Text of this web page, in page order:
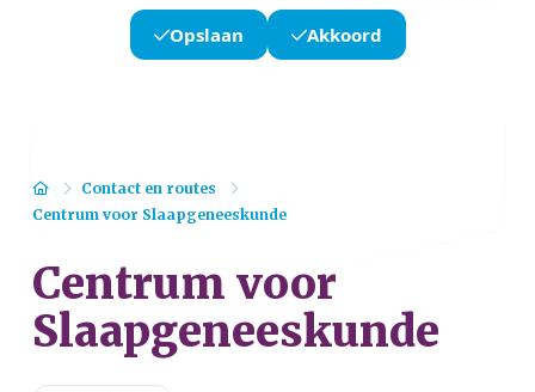
Opslaan Akkoord
HomeContact en routes
Centrum voor Slaapgeneeskunde
Centrum voor
Slaapgeneeskunde